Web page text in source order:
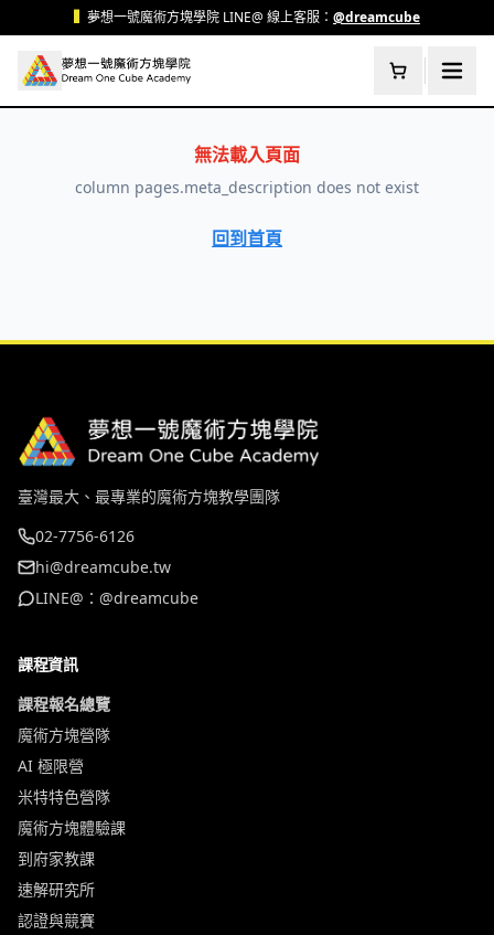
跳至主要內容夢想一號魔術方塊學院 LINE@ 線上客服： @dreamcube
無法載入頁面
column pages.meta_description does not exist
回到首頁
臺灣最大、最專業的魔術方塊教學團隊
02-7756-6126
hi@dreamcube.tw
LINE@：@dreamcube
課程資訊
課程報名總覽
魔術方塊營隊
AI 極限營
米特特色營隊
魔術方塊體驗課
到府家教課
速解研究所
認證與競賽